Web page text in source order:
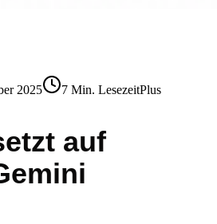
2025 7 Min. LesezeitPlus
auf